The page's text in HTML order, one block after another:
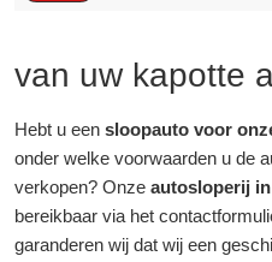
van uw kapotte
Hebt u een sloopauto voor
onder welke voorwaarden u de
verkopen? Onze autosloperij
bereikbaar via het
garanderen wij dat wij een